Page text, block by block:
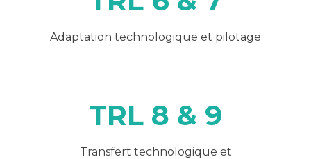
Adaptation technologique et pilotage
TRL 8 & 9
Transfert technologique et